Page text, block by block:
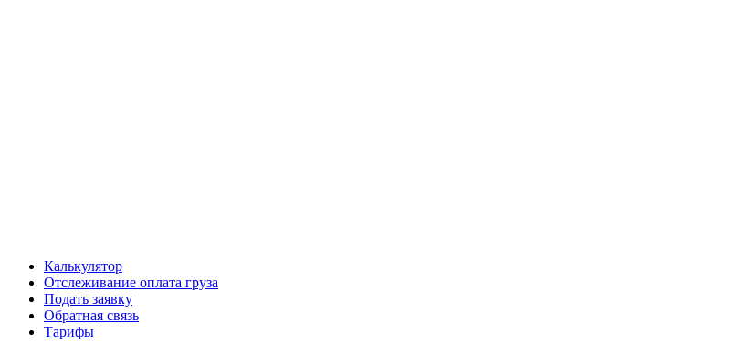
Калькулятор
Отслеживание оплата груза
Подать заявку
Обратная связь
Тарифы